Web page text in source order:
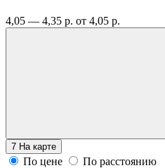
4,05 — 4,35 р. от 4,05 р.
7 На карте
По цене
По расстоянию